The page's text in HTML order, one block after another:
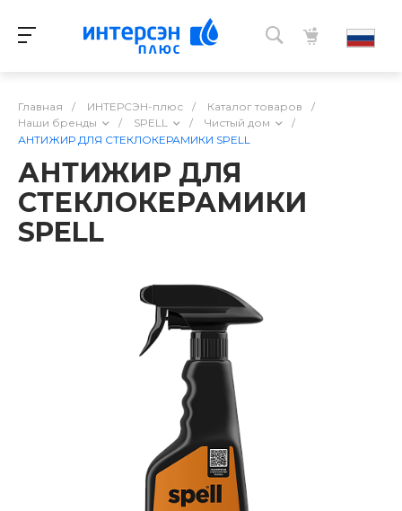
Главная / ИНТЕРСЭН-плюс / Каталог товаров
/
Наши бренды
/ SPELL / Чистый дом
/
АНТИЖИР ДЛЯ СТЕКЛОКЕРАМИКИ SPELL
АНТИЖИР ДЛЯ
СТЕКЛОКЕРАМИКИ
SPELL